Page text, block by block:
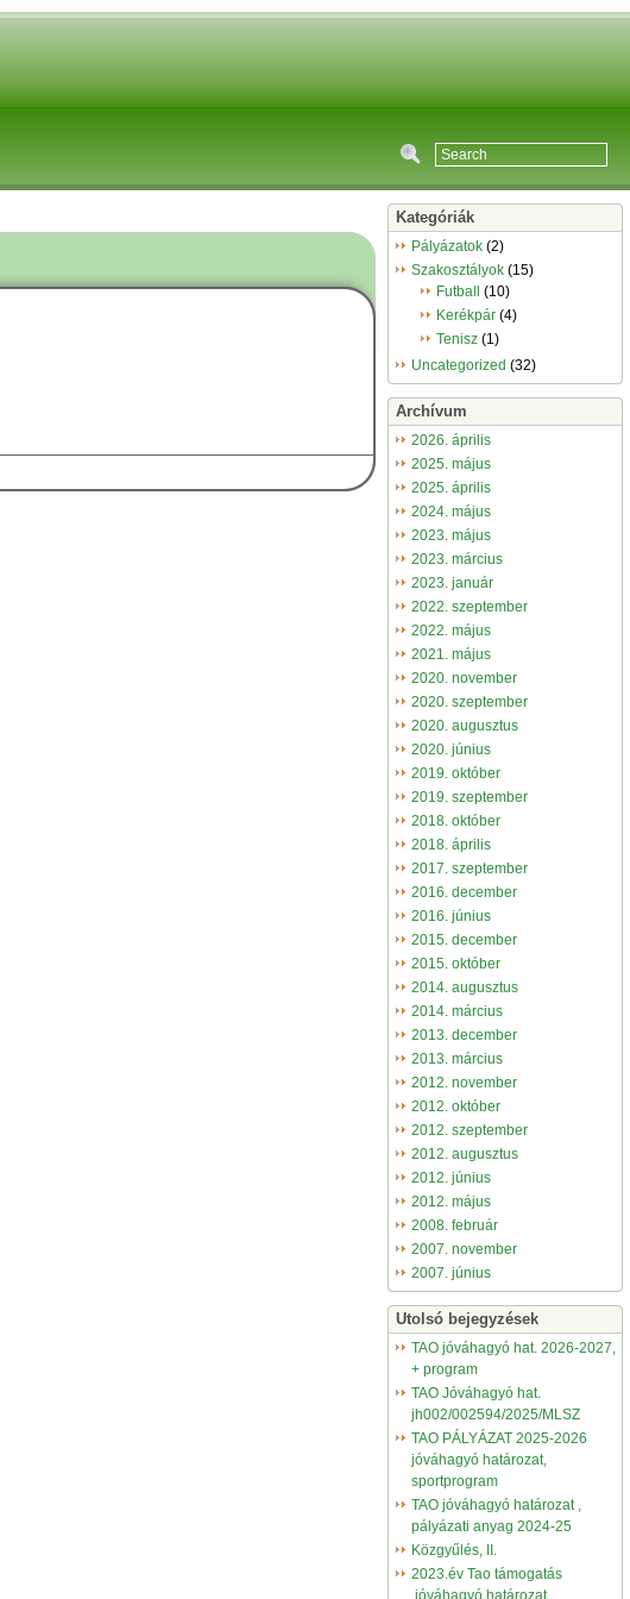
Kategóriák
Pályázatok (2)
Szakosztályok (15)
Futball
(10)
Kerékpár (4)
Tenisz (1)
Uncategorized (32)
Archívum
2026. április
2025. május
2025. április
2024. május
2023. május
2023. március
2023. január
2022. szeptember
2022. május
2021. május
2020. november
2020. szeptember
2020. augusztus
2020. június
2019. október
2019. szeptember
2018. október
2018. április
2017. szeptember
2016. december
2016. június
2015. december
2015. október
2014. augusztus
2014. március
2013. december
2013. március
2012. november
2012. október
2012. szeptember
2012. augusztus
2012. június
2012. május
2008. február
2007. november
2007. június
Utolsó bejegyzések
TAO jóváhagyó hat. 2026-2027,
+ program
TAO Jóváhagyó hat.
jh002/002594/2025/MLSZ
TAO PÁLYÁZAT 2025-2026
jóváhagyó határozat,
sportprogram
TAO jóváhagyó határozat ,
pályázati anyag 2024-25
Közgyűlés, II.
2023.év Tao támogatás
,jóváhagyó határozat.